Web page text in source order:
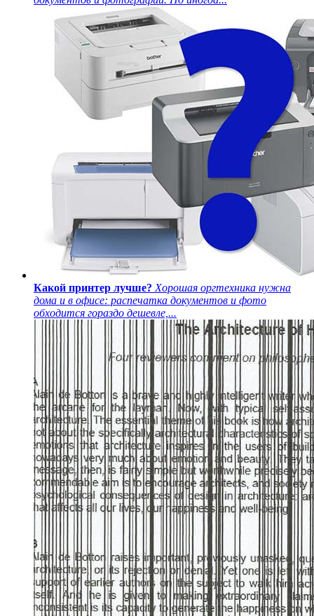
Какой принтер лучше? Хорошая оргтехника нужна
дома и в офисе: распечатка документов и фото
обходится гораздо дешевле,...